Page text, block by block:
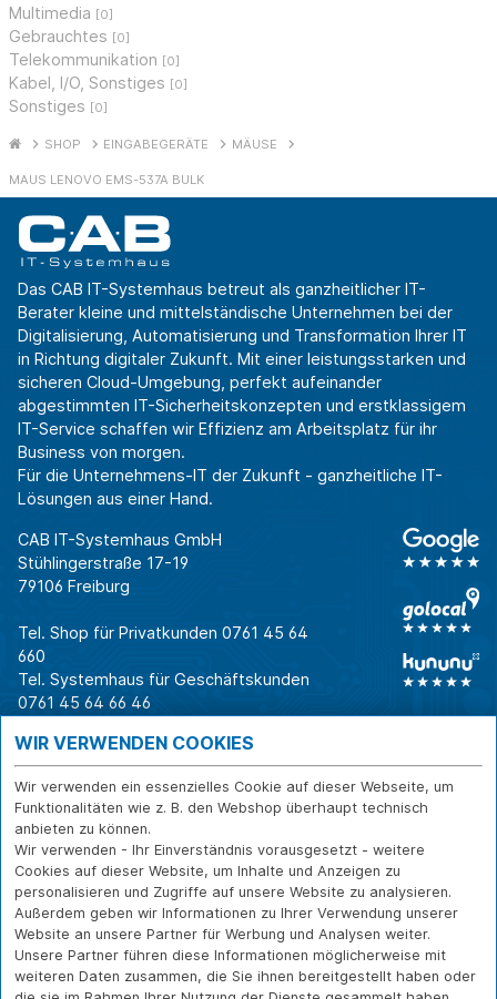
Multimedia [0]
Gebrauchtes [0]
Telekommunikation [0]
Kabel, I/O, Sonstiges [0]
Sonstiges [0]
SHOP EINGABEGERÄTE MÄUSE
MAUS LENOVO EMS-537A BULK
Das CAB IT-Systemhaus betreut als ganzheitlicher IT-
Berater kleine und mittelständische Unternehmen bei der
Digitalisierung, Automatisierung und Transformation Ihrer IT
in Richtung digitaler Zukunft. Mit einer leistungsstarken und
sicheren Cloud-Umgebung, perfekt aufeinander
abgestimmten IT-Sicherheitskonzepten und erstklassigem
IT-Service schaffen wir Effizienz am Arbeitsplatz für ihr
Business von morgen.
Für die Unternehmens-IT der Zukunft - ganzheitliche IT-
Lösungen aus einer Hand.
CAB IT-Systemhaus GmbH
Stühlingerstraße 17-19
79106 Freiburg
Tel. Shop für Privatkunden 0761 45 64
660
Tel. Systemhaus für Geschäftskunden
0761 45 64 66 46
Warum CAB
Für Business-
Entscheider
Für IT-Leiter
Für Privatkunden
Erfolgsgeschichte
n
Branchen
IT für
IT-Security
IT-Infrastruktur
Softwarelösungen
WLAN-Lösungen
IT-Beratung und
Service
Reparatur
Versand- und
Zahlarten
Rücksendung und
Widerruf
Über CAB
Karriere
Kontakt
IMPRESSUM
DATENSCHUTZ
WIR VERWENDEN COOKIES
Wir verwenden ein essenzielles Cookie auf dieser Webseite, um
Funktionalitäten wie z. B. den Webshop überhaupt technisch
anbieten zu können.
Wir verwenden - Ihr Einverständnis vorausgesetzt - weitere
Cookies auf dieser Website, um Inhalte und Anzeigen zu
personalisieren und Zugriffe auf unsere Website zu analysieren.
Außerdem geben wir Informationen zu Ihrer Verwendung unserer
Website an unsere Partner für Werbung und Analysen weiter.
Unsere Partner führen diese Informationen möglicherweise mit
weiteren Daten zusammen, die Sie ihnen bereitgestellt haben oder